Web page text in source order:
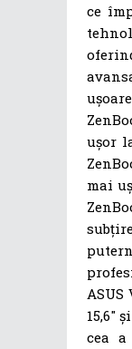
ce
ușor
mai
ASUS
15,6″
cea a